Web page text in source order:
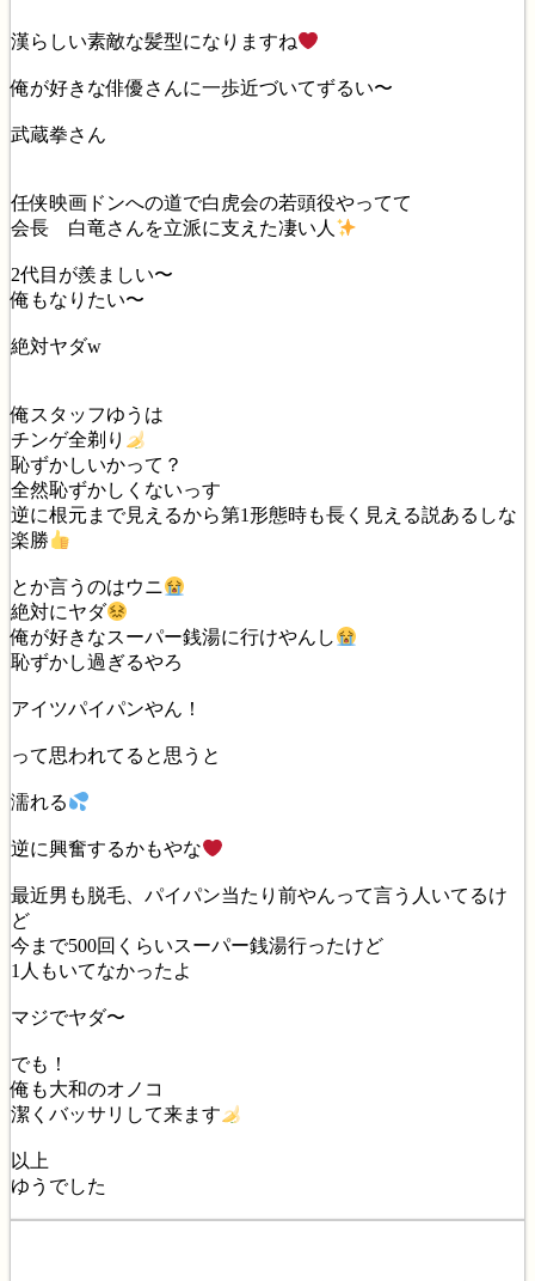
漢らしい素敵な髪型になりますね
俺が好きな俳優さんに一歩近づいてずるい〜
武蔵拳さん
任侠映画ドンへの道で白虎会の若頭役やってて
会長 白竜さんを立派に支えた凄い人
2代目が羨ましい〜
俺もなりたい〜
絶対ヤダw
俺スタッフゆうは
チンゲ全剃り
恥ずかしいかって？
全然恥ずかしくないっす
逆に根元まで見えるから第1形態時も長く見える説あるしな
楽勝
とか言うのはウニ
絶対にヤダ
俺が好きなスーパー銭湯に行けやんし
恥ずかし過ぎるやろ
アイツパイパンやん！
って思われてると思うと
濡れる
逆に興奮するかもやな
最近男も脱毛、パイパン当たり前やんって言う人いてるけ
ど
今まで500回くらいスーパー銭湯行ったけど
1人もいてなかったよ
マジでヤダ〜
でも！
俺も大和のオノコ
潔くバッサリして来ます
以上
ゆうでした